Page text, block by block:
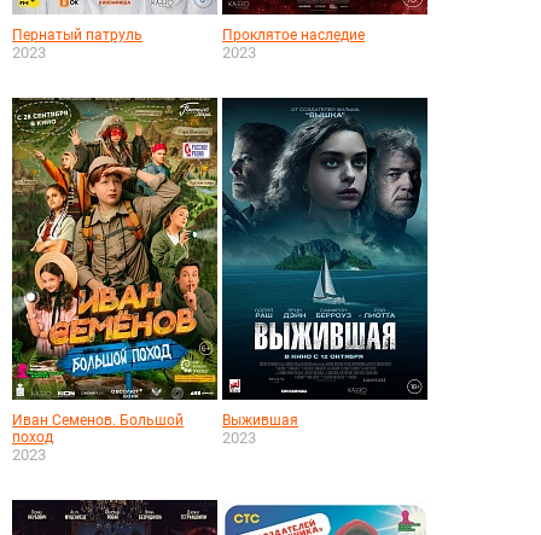
Пернатый патруль
2023
Проклятое наследие
2023
Иван Семенов. Большой
поход
2023
Выжившая
2023